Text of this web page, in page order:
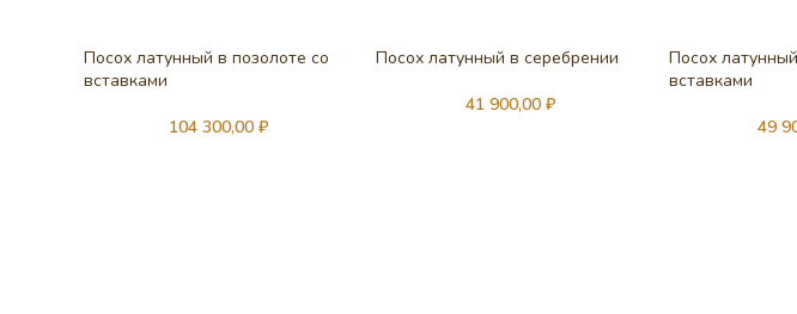
Посох латунный в позолоте со
вставками
104 300,00 ₽
Посох латунный в серебрении
41 900,00₽
Посох
вставками
49